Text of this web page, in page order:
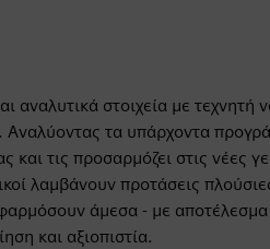
αναλυτικά στοιχεία με
τα υπάρχοντα
και τις προσαρμόζει στις νέες
λαμβάνουν προτάσεις
άμεσα - με
και αξιοπιστία.